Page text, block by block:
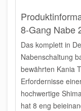
8-Gang Nabe
Das komplett in
Nabenschaltung
bewährten Kania
Erfordernisse
hochwertige
hat 8 eng